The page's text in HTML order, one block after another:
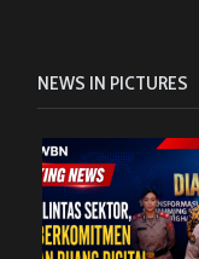
NEWS IN PICTURES